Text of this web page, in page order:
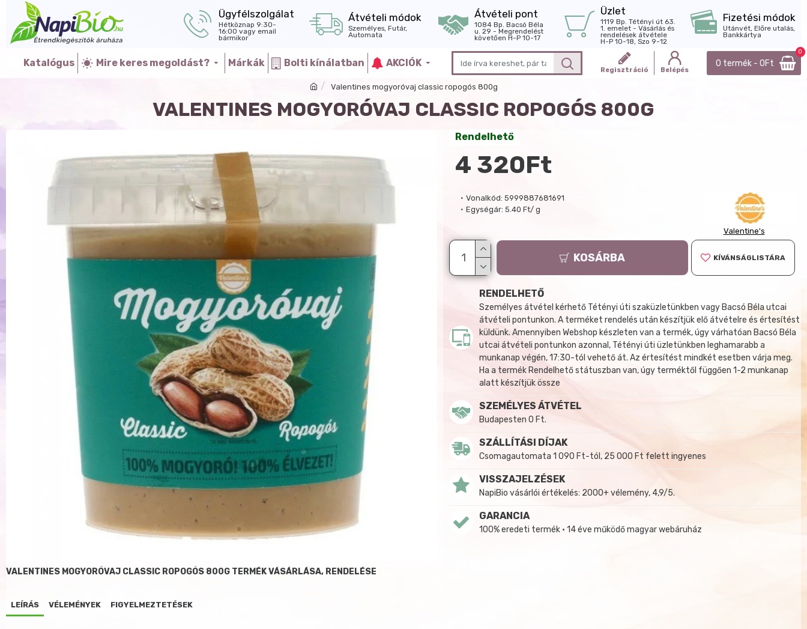
Ügyfélszolgálat
Hétköznap 9:30-
16:00 vagy email
bármikor
Átvételi módok
Személyes, Futár,
Automata
Átvételi pont
1084 Bp. Bacsó Béla
u. 29 - Megrendelést
követően H-P 10-17
Üzlet
1119 Bp. Tétényi út 63.
1. emelet - Vásárlás és
rendelések átvétele
H-P 10-18, Szo 9-12
Fizetési módok
Utánvét, Előre utalás,
Bankkártya
Katalógus Mire keres megoldást? Márkák Bolti kínálatban AKCIÓK
Regisztráció Belépés
0 termék - 0Ft
0
Valentines mogyoróvaj classic ropogós 800g
VALENTINES MOGYORÓVAJ CLASSIC ROPOGÓS 800G
Vonalkód: 5999887681691
Egységár: 5.40 Ft/ g
Valentine's
Rendelhető
4 320Ft
KOSÁRBA KÍVÁNSÁGLISTÁRA
RENDELHETŐ
Személyes átvétel kérhető Tétényi úti szaküzletünkben vagy Bacsó Béla utcai
átvételi pontunkon. A terméket rendelés után készítjük elő átvételre és értesítést
küldünk. Amennyiben Webshop készleten van a termék, úgy várhatóan Bacsó Béla
utcai átvételi pontunkon azonnal, Tétényi úti üzletünkben leghamarabb a
munkanap végén, 17:30-tól vehető át. Az értesítést mindkét esetben várja meg.
Ha a termék Rendelhető státuszban van, úgy terméktől függően 1-2 munkanap
alatt készítjük össze
SZEMÉLYES ÁTVÉTEL
Budapesten 0 Ft.
SZÁLLÍTÁSI DÍJAK
Csomagautomata 1 090 Ft-tól, 25 000 Ft felett ingyenes
VISSZAJELZÉSEK
NapiBio vásárlói értékelés: 2000+ vélemény, 4,9/5.
GARANCIA
100% eredeti termék • 14 éve működő magyar webáruház
VALENTINES MOGYORÓVAJ CLASSIC ROPOGÓS 800G TERMÉK VÁSÁRLÁSA, RENDELÉSE
LEÍRÁS VÉLEMÉNYEK FIGYELMEZTETÉSEK